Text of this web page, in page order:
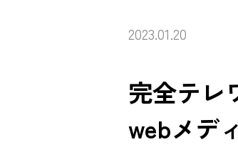
2023.01.20
完全テレ
webメデ